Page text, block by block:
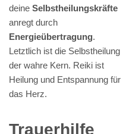
deine Selbstheilungskräfte
anregt durch
Energieübertragung.
Letztlich ist die Selbstheilung
der wahre Kern. Reiki ist
Heilung und Entspannung für
das Herz.
Trauerhilfe